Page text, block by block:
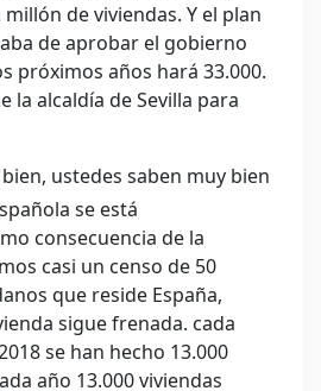
de viviendas. Y el plan
de aprobar el gobierno
próximos años hará 33.000.
la alcaldía de Sevilla para
bien, ustedes saben muy bien
se está
consecuencia de la
casi un censo de 50
que reside España,
sigue frenada. cada
se han hecho 13.000
año 13.000 viviendas